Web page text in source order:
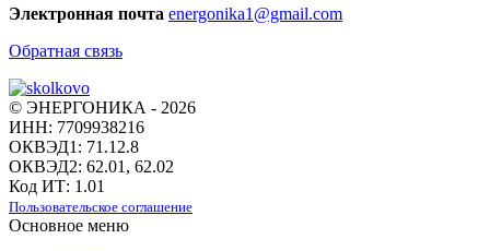
Электронная почта energonika1@gmail.com
Обратная связь
© ЭНЕРГОНИКА - 2026
ИНН: 7709938216
ОКВЭД1: 71.12.8
ОКВЭД2: 62.01, 62.02
Код ИТ: 1.01
Пользовательское соглашение
Основное меню